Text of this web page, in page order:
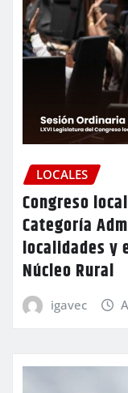
LOCALES
Congreso
Categoría
localidades y
Núcleo Rural
igavec